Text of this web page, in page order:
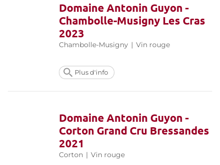
Domaine Antonin Guyon -
Chambolle-Musigny Les Cras
2023
Chambolle-Musigny | Vin rouge
Plus d'info
Domaine Antonin Guyon -
Corton Grand Cru Bressandes
2021
Corton | Vin rouge